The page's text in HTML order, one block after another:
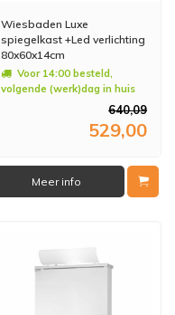
Wiesbaden Luxe
spiegelkast +Led verlichting
80x60x14cm
Voor 14:00 besteld,
volgende (werk)dag in huis
640,09
529,00
Meer info